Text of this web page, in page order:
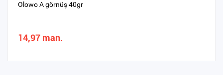
Olowo A görnüş 40gr
14,97 man.